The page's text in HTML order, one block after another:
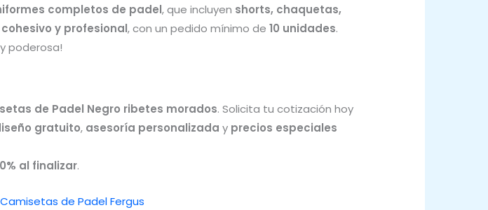
completos de padel, que incluyen shorts, chaquetas,
y profesional, con un pedido mínimo de 10 unidades.
poderosa!
de Padel Negro ribetes morados. Solicita tu cotización hoy
gratuito, asesoría personalizada y precios especiales
al finalizar.
de Padel Fergus